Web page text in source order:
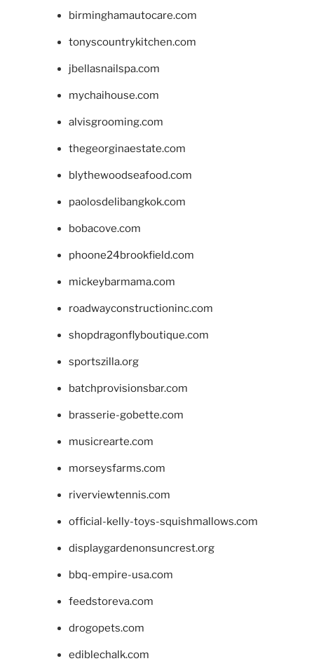
birminghamautocare.com
tonyscountrykitchen.com
jbellasnailspa.com
mychaihouse.com
alvisgrooming.com
thegeorginaestate.com
blythewoodseafood.com
paolosdelibangkok.com
bobacove.com
phoone24brookfield.com
mickeybarmama.com
roadwayconstructioninc.com
shopdragonflyboutique.com
sportszilla.org
batchprovisionsbar.com
brasserie-gobette.com
musicrearte.com
morseysfarms.com
riverviewtennis.com
official-kelly-toys-squishmallows.com
displaygardenonsuncrest.org
bbq-empire-usa.com
feedstoreva.com
drogopets.com
ediblechalk.com